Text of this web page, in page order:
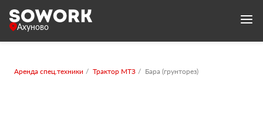
Ахуново
Аренда спец.техники Трактор МТЗ Бара (грунторез)